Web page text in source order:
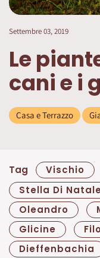
Settembre 03, 2019
Le
cani e i
Casa e Terrazzo
Tag Vischio
Stella Di Natale
Oleandro
Glicine
Dieffenbachia